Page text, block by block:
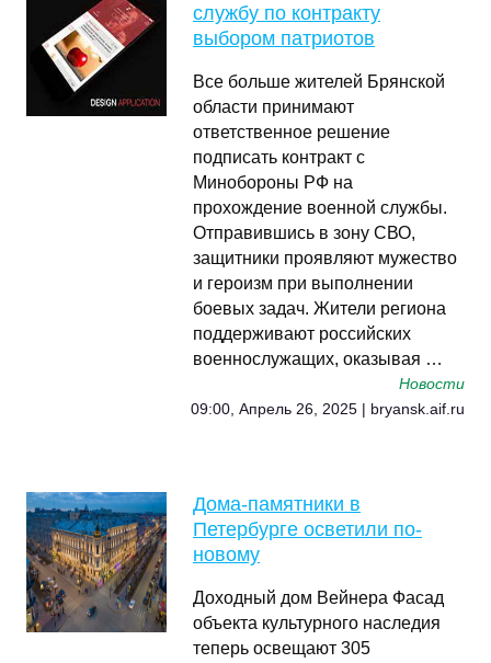
службу по контракту
выбором патриотов
Все больше жителей Брянской
области принимают
ответственное решение
подписать контракт с
Минобороны РФ на
прохождение военной службы.
Отправившись в зону СВО,
защитники проявляют мужество
и героизм при выполнении
боевых задач. Жители региона
поддерживают российских
военнослужащих, оказывая …
Новости
09:00, Апрель 26, 2025 | bryansk.aif.ru
Дома-памятники в
Петербурге осветили по-
новому
Доходный дом Вейнера Фасад
объекта культурного наследия
теперь освещают 305